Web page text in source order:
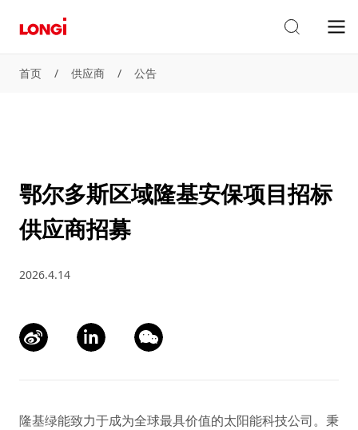
首页 / 供应商 / 公告
鄂尔多斯区域隆基安保项目招标
供应商招募
2026.4.14
隆基绿能致力于成为全球最具价值的太阳能科技公司。秉